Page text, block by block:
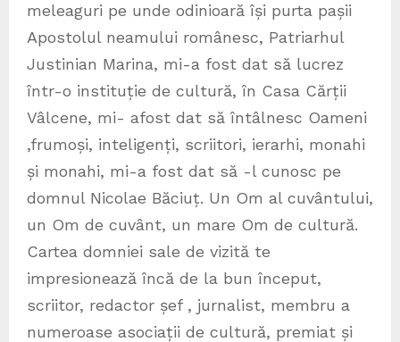
meleaguri pe unde odinioară își purta pașii
Apostolul neamului românesc, Patriarhul
Justinian Marina, mi-a fost dat să lucrez
într-o instituție de cultură, în Casa Cărții
Vâlcene, mi- afost dat să întâlnesc Oameni
,frumoși, inteligenți, scriitori, ierarhi, monahi
și monahi, mi-a fost dat să -l cunosc pe
domnul Nicolae Băciuț. Un Om al cuvântului,
un Om de cuvânt, un mare Om de cultură.
Cartea domniei sale de vizită te
impresionează încă de la bun început,
scriitor, redactor șef , jurnalist, membru a
numeroase asociații de cultură, premiat și